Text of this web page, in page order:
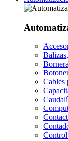
Cables